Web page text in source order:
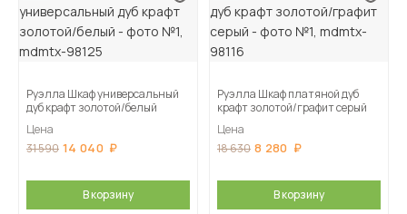
Руэлла Шкаф универсальный
дуб крафт золотой/белый
Цена
31 590 14 040
В корзину
Руэлла Шкаф платяной дуб
крафт золотой/графит серый
Цена
18 630 8 280
В корзину